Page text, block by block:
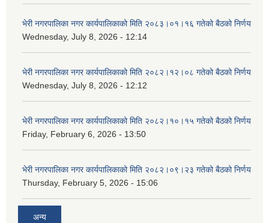
भेरी नगरपालिका नगर कार्यपालिकाको मिति २०८३।०१।१६ गतेको बैठको निर्णय
Wednesday, July 8, 2026 - 12:14
भेरी नगरपालिका नगर कार्यपालिकाको मिति २०८२।१२।०८ गतेको बैठको निर्णय
Wednesday, July 8, 2026 - 12:12
भेरी नगरपालिका नगर कार्यपालिकाको मिति २०८२।१०।१५ गतेको बैठको निर्णय
Friday, February 6, 2026 - 13:50
भेरी नगरपालिका नगर कार्यपालिकाको मिति २०८२।०९।२३ गतेको बैठको निर्णय
Thursday, February 5, 2026 - 15:06
अन्य